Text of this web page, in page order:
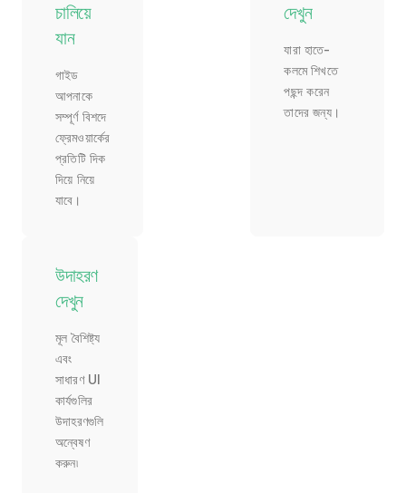
চালিয়ে
যান
গাইড
আপনাকে
সম্পূর্ণ বিশদে
ফ্রেমওয়ার্কের
প্রতিটি দিক
দিয়ে নিয়ে
যাবে।
দেখুন
যারা হাতে-
কলমে শিখতে
পছন্দ করেন
তাদের জন্য।
উদাহরণ
দেখুন
মূল বৈশিষ্ট্য
এবং
সাধারণ UI
কার্যগুলির
উদাহরণগুলি
অন্বেষণ
করুন৷